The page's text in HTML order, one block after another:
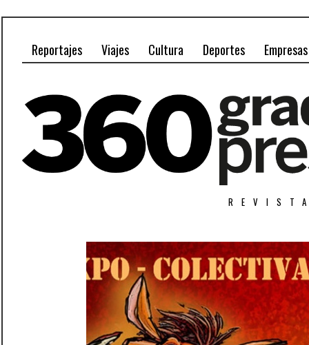
Reportajes Viajes Cultura Deportes Empresas